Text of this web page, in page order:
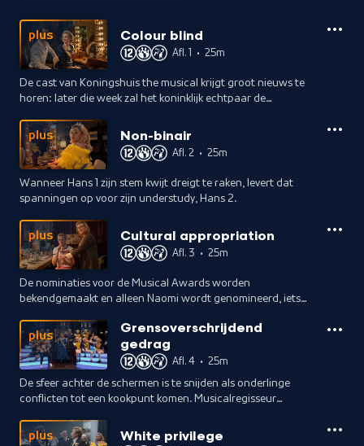
plus Colour blind
Afl. 1 • 25m
De cast van Koningshuis the musical krijgt groot nieuws te
horen: later die week zal het koninklijk echtpaar de
plus Non-binair
Afl. 2 • 25m
Wanneer Hans 1 zijn stem kwijt dreigt te raken, levert dat
spanningen op voor zijn understudy, Hans 2.
plus Cultural appropriation
Afl. 3 • 25m
De nominaties voor de Musical Awards worden
bekendgemaakt en alleen Naomi wordt genomineerd, iets
plus
Grensoverschrijdend
gedrag
Afl. 4 • 25m
De sfeer achter de schermen is te snijden als onderlinge
conflicten tot een kookpunt komen. Musicalregisseur
grensoverschrijdend gedrag.
plus White privilege